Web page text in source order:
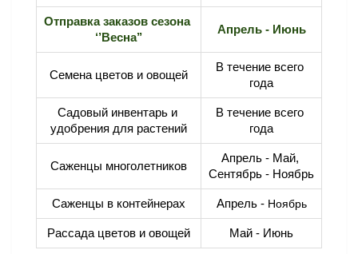
Отправка заказов сезона
‘’Весна’’
Апрель - Июнь
Семена цветов и овощей
В течение всего
года
Садовый инвентарь и
удобрения для растений
В течение всего
года
Саженцы многолетников
Апрель - Май,
Сентябрь - Ноябрь
Саженцы в контейнерах Апрель - Ноябрь
Рассада цветов и овощей Май - Июнь